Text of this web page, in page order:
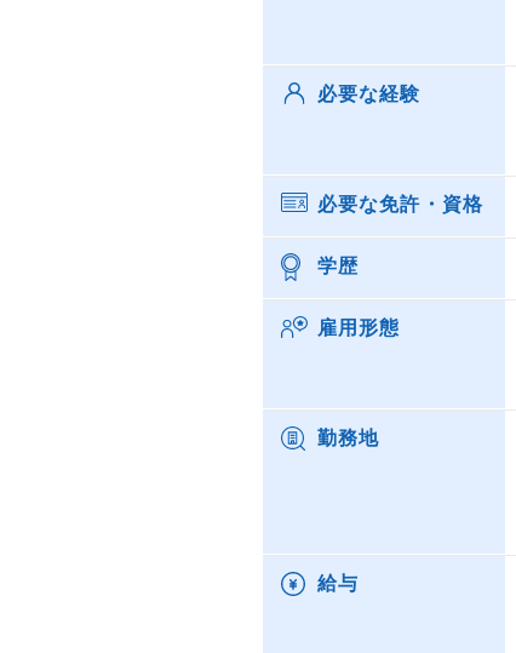
必要な経験
必要な免許・資格
学歴
雇用形態
勤務地
給与